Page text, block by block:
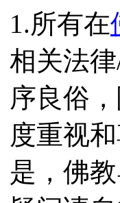
1.所有在
相关法
序良俗
度重视
是，佛